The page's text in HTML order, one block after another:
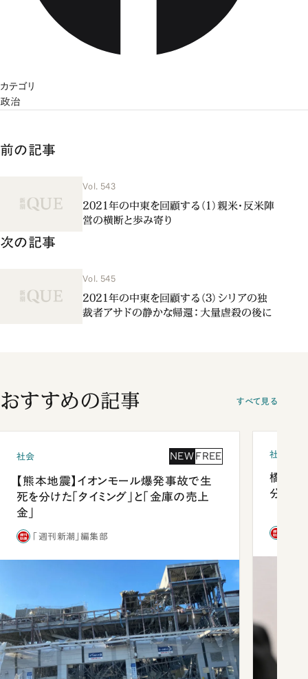
カテゴリ
政治
前の記事
Vol. 543
2021年の中東を回顧する（1）親米・反米陣
営の横断と歩み寄り
次の記事
Vol. 545
2021年の中東を回顧する（3）シリアの独
裁者アサドの静かな帰還：大量虐殺の後に
おすすめの記事 すべて見る
社会 NEW FREE
【熊本地震】イオンモール爆発事故で生
死を分けた「タイミング」と「金庫の売上
金」
「週刊新潮」編集部
社会
橋本愛
分 佐